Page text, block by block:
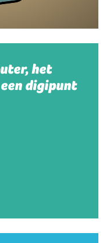
het
digipunt